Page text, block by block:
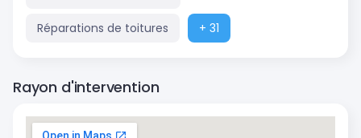
Réparations de toitures + 31
Rayon d'intervention